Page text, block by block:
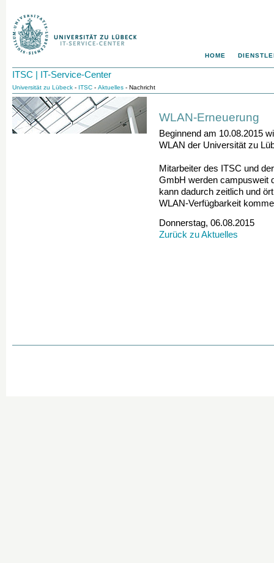
HOME
ITSC | IT-Service-Center
Universität zu Lübeck - ITSC - Aktuelles - Nachricht
WLAN-Erneuerung
Beginnend am 10.08.2015
WLAN der Universität zu
Mitarbeiter des ITSC und
GmbH werden campusweit
kann dadurch zeitlich und
WLAN-Verfügbarkeit
Donnerstag, 06.08.2015
Zurück zu Aktuelles